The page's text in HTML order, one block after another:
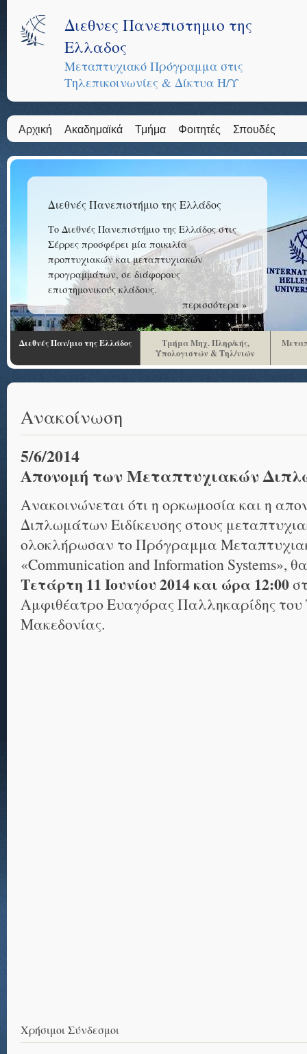
Διεθνες Πανεπιστημιο της
Ελλαδος
Μεταπτυχιακό Πρόγραμμα στις
Τηλεπικοινωνίες & Δίκτυα Η/Υ
Αρχική Ακαδημαϊκά Τμήμα Φοιτητές Σπουδές
Διεθνές Πανεπιστήμιο της Ελλάδος
Το Διεθνές Πανεπιστήμιο της Ελλάδος στις
Σέρρες προσφέρει μία ποικιλία
προπτυχιακών και μεταπτυχιακών
προγραμμάτων, σε διάφορους
επιστημονικούς κλάδους.
περισσότερα »
Διεθνές Παν/μιο της Ελλάδος
Τμήμα Μηχ. Πληρ/κής,
Υπολογιστών & Τηλ/νιών
Ανακοίνωση
5/6/2014
Απονομή των Μεταπτυχιακών
Ανακοινώνεται ότι η ορκωμοσία και η
Διπλωμάτων Ειδίκευσης στους
ολοκλήρωσαν το Πρόγραμμα
«Communication and Information Systems»,
Τετάρτη 11 Ιουνίου 2014 και ώρα 12:00
Αμφιθέατρο Ευαγόρας Παλληκαρίδης του
Μακεδονίας.
Χρήσιμοι Σύνδεσμοι